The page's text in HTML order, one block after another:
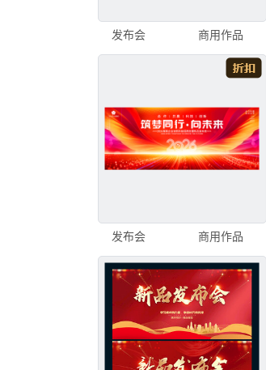
发布会 商用作品
发布会 商用作品